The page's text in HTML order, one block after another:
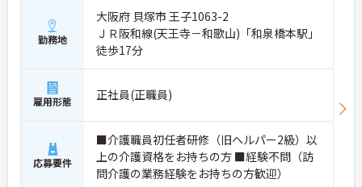
勤務地
大阪府 貝塚市 王子1063-2
ＪＲ阪和線(天王寺－和歌山)「和泉橋本駅」
徒歩17分
雇用形態 正社員(正職員)
応募要件
■介護職員初任者研修（旧ヘルパー2級）以
上の介護資格をお持ちの方 ■経験不問（訪
問介護の業務経験をお持ちの方歓迎）